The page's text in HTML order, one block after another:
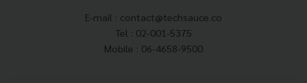
E-mail : contact@techsauce.co
Tel : 02-001-5375
Mobile : 06-4658-9500